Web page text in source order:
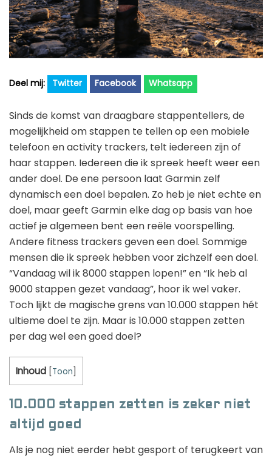
Accessoires
Vergelijk
Fitbit
Garmin
Huawei
Polar
Suunto
Wahoo
Withings
Xiaomi
Nieuws
Persbericht
Training
ContactTwitter Facebook Whatsapp
Sinds de komst van draagbare stappentellers, de
mogelijkheid om stappen te tellen op een mobiele
telefoon en activity trackers, telt iedereen zijn of
haar stappen. Iedereen die ik spreek heeft weer een
ander doel. De ene persoon laat Garmin zelf
dynamisch een doel bepalen. Zo heb je niet echte en
doel, maar geeft Garmin elke dag op basis van hoe
actief je algemeen bent een reële voorspelling.
Andere fitness trackers geven een doel. Sommige
mensen die ik spreek hebben voor zichzelf een doel.
“Vandaag wil ik 8000 stappen lopen!” en “Ik heb al
9000 stappen gezet vandaag”, hoor ik wel vaker.
Toch lijkt de magische grens van 10.000 stappen hét
ultieme doel te zijn. Maar is 10.000 stappen zetten
per dag wel een goed doel?
Inhoud Toon
10.000 stappen zetten is zeker niet
altijd goed
Als je nog niet eerder hebt gesport of terugkeert van